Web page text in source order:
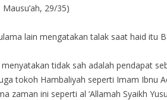
29/35)
lain mengatakan talak saat haid itu
tidak sah adalah pendapat
tokoh Hambaliyah seperti Imam Ibnu
zaman ini seperti al ‘Allamah Syaikh